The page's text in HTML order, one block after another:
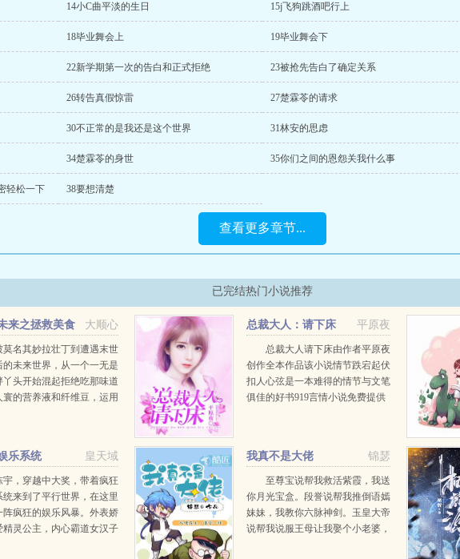
14小C曲平淡的生日 15j飞狗跳酒吧行上
18毕业舞会上 19毕业舞会下
22新学期第一次的告白和正式拒绝 23被抢先告白了确定关系
26转告真假惊雷 27楚霖苓的请求
30不正常的是我还是这个世界 31林安的思虑
34楚霖苓的身世 35你们之间的恩怨关我什么事
轻松一下 38要想清楚
查看更多章节...
已完结热门小说推荐
大顺心
来之拯救美食
莫名其妙拉壮丁到遭遇末世
的未来世界，从一个一无是
丫头开始混起拒绝吃那味道
寰的营养液和纤维豆，运用
平原夜
总裁大人：请下床
总裁大人请下床由作者平原夜
创作全本作品该小说情节跌宕起伏
扣人心弦是一本难得的情节与文笔
俱佳的好书919言情小说免费提供
皇天域
乐系统
宇，穿越中大奖，带着疯狂
统来到了平行世界，在这里
阵疯狂的娱乐风暴。外表娇
精灵公主，内心霸道女汉子
锦瑟
我真不是大佬
至尊宝说帮我救活紫霞，我送
你月光宝盒。段誉说帮我推倒语嫣
妹妹，我教你六脉神剑。玉皇大帝
说帮我说服王母让我娶个小老婆，